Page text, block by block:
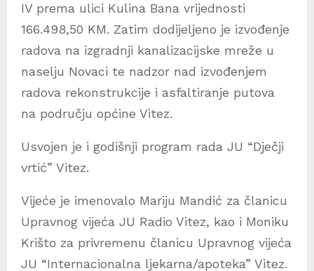
IV prema ulici Kulina Bana vrijednosti
166.498,50 KM. Zatim dodijeljeno je izvođenje
radova na izgradnji kanalizacijske mreže u
naselju Novaci te nadzor nad izvođenjem
radova rekonstrukcije i asfaltiranje putova
na području općine Vitez.
Usvojen je i godišnji program rada JU “Dječji
vrtić” Vitez.
Vijeće je imenovalo Mariju Mandić za članicu
Upravnog vijeća JU Radio Vitez, kao i Moniku
Krišto za privremenu članicu Upravnog vijeća
JU “Internacionalna ljekarna/apoteka” Vitez.